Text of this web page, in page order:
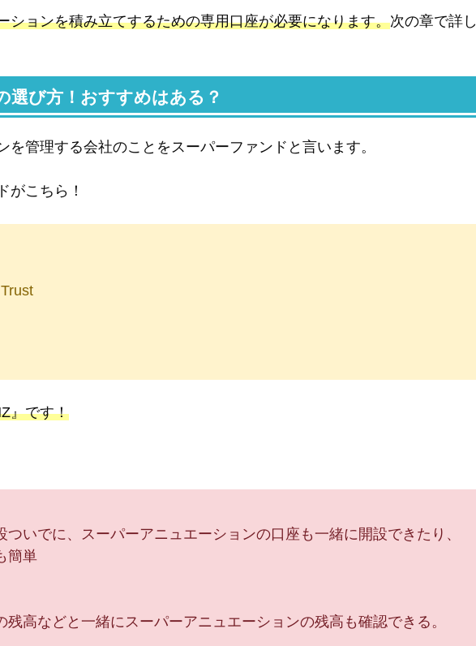
ションを積み立てするための専用口座が必要になります。次の章で詳し
選び方！おすすめはある？
を管理する会社のことをスーパーファンドと言います。
がこちら！
』です！
いでに、スーパーアニュエーションの口座も一緒に開設できたり、
簡単
高などと一緒にスーパーアニュエーションの残高も確認できる。